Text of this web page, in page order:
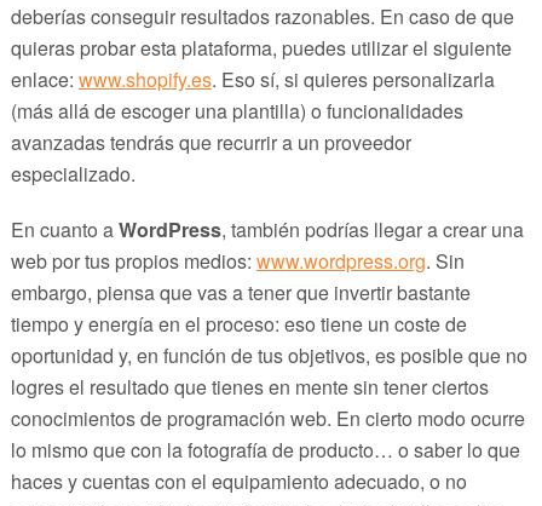
deberías conseguir resultados razonables. En caso de que
quieras probar esta plataforma, puedes utilizar el siguiente
enlace: www.shopify.es. Eso sí, si quieres personalizarla
(más allá de escoger una plantilla) o funcionalidades
avanzadas tendrás que recurrir a un proveedor
especializado.
En cuanto aWordPress, también podrías llegar a crear una
web por tus propios medios: www.wordpress.org. Sin
embargo, piensa que vas a tener que invertir bastante
tiempo y energía en el proceso: eso tiene un coste de
oportunidad y, en función de tus objetivos, es posible que no
logres el resultado que tienes en mente sin tener ciertos
conocimientos de programación web. En cierto modo ocurre
lo mismo que con la fotografía de producto… o saber lo que
haces y cuentas con el equipamiento adecuado, o no